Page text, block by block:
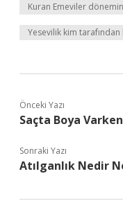
Kuran Emeviler
Yesevilik kim
Önceki Yazı
Saçta Boya Varken
Sonraki Yazı
Atılganlık Nedir